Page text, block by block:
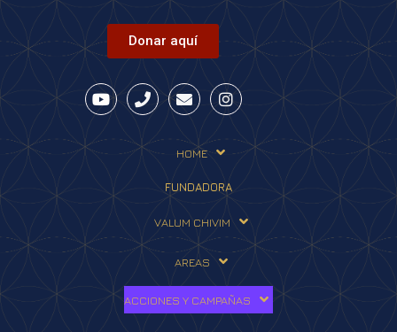
Donar aquí
HOME
FUNDADORA
VALUM CHIVIM
AREAS
ACCIONES Y CAMPAÑAS